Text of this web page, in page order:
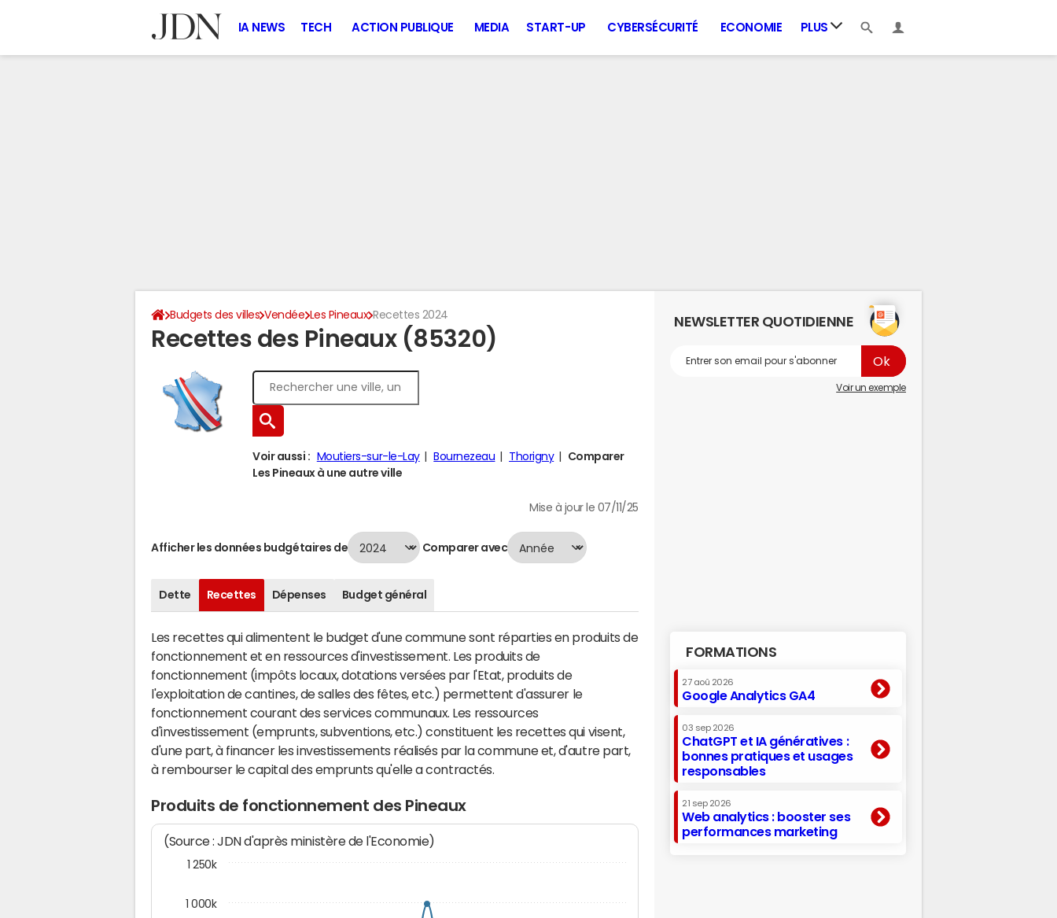
IA NEWS TECH ACTION PUBLIQUE MEDIA START-UP CYBERSÉCURITÉ ECONOMIE PLUS
Budgets des villes Vendée Les Pineaux Recettes 2024
Recettes des Pineaux (85320)
Voir aussi : Moutiers-sur-le-Lay Bournezeau Thorigny
Comparer
Les Pineaux à une autre ville
Mise à jour le 07/11/25
Afficher les données budgétaires de Comparer avec
Dette Recettes Dépenses Budget général
Les recettes qui alimentent le budget d'une commune sont réparties en produits de
fonctionnement et en ressources d'investissement. Les produits de
fonctionnement (impôts locaux, dotations versées par l'Etat, produits de
l'exploitation de cantines, de salles des fêtes, etc.) permettent d'assurer le
fonctionnement courant des services communaux. Les ressources
d'investissement (emprunts, subventions, etc.) constituent les recettes qui visent,
d'une part, à financer les investissements réalisés par la commune et, d'autre part,
à rembourser le capital des emprunts qu'elle a contractés.
Produits de fonctionnement des Pineaux
(Source : JDN d'après ministère de l'Economie)
1 000k
1 250k
NEWSLETTER QUOTIDIENNE
Voir un exemple
FORMATIONS
27 aoû 2026
Google Analytics GA4
03 sep 2026
ChatGPT et IA génératives :
bonnes pratiques et usages
responsables
21 sep 2026
Web analytics : booster ses
performances marketing